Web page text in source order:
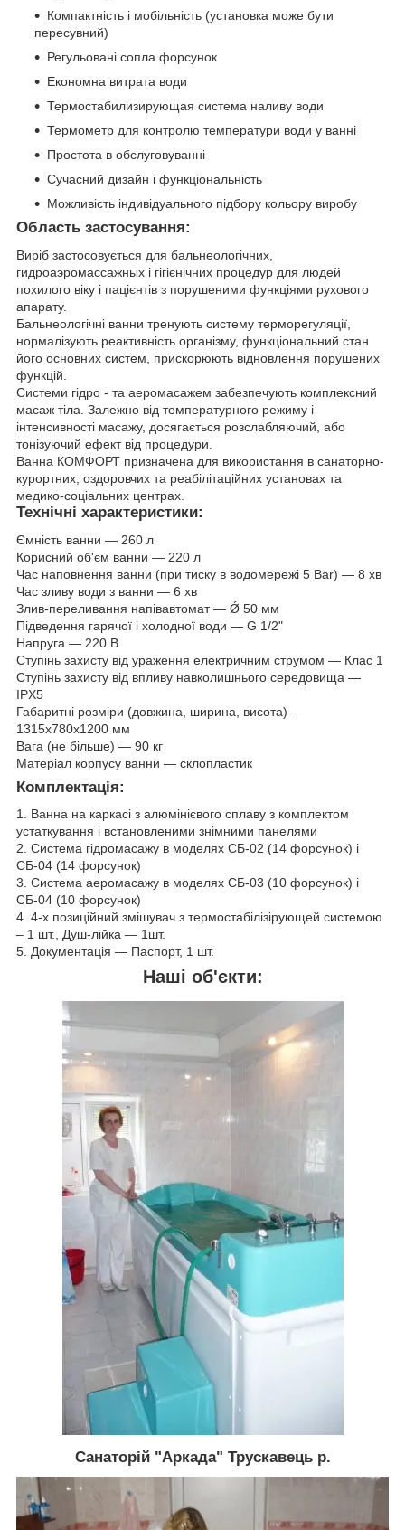
Компактність і мобільність (установка може бути
пересувний)
Регульовані сопла форсунок
Економна витрата води
Термостабилизирующая система наливу води
Термометр для контролю температури води у ванні
Простота в обслуговуванні
Сучасний дизайн і функціональність
Можливість індивідуального підбору кольору виробу
Область застосування:
Виріб застосовується для бальнеологічних,
гидроаэромассажных і гігієнічних процедур для людей
похилого віку і пацієнтів з порушеними функціями рухового
апарату.
Бальнеологічні ванни тренують систему терморегуляції,
нормалізують реактивність організму, функціональний стан
його основних систем, прискорюють відновлення порушених
функцій.
Системи гідро - та аеромасажем забезпечують комплексний
масаж тіла. Залежно від температурного режиму і
інтенсивності масажу, досягається розслабляючий, або
тонізуючий ефект від процедури.
Ванна КОМФОРТ призначена для використання в санаторно-
курортних, оздоровчих та реабілітаційних установах та
медико-соціальних центрах.
Технічні характеристики:
Ємність ванни ― 260 л
Корисний об'єм ванни ― 220 л
Час наповнення ванни (при тиску в водомережі 5 Bar) ― 8 хв
Час зливу води з ванни ― 6 хв
Злив-переливання напівавтомат ― Ǿ 50 мм
Підведення гарячої і холодної води ― G 1/2"
Напруга ― 220 В
Ступінь захисту від ураження електричним струмом ― Клас 1
Ступінь захисту від впливу навколишнього середовища ―
IPX5
Габаритні розміри (довжина, ширина, висота) ―
1315х780х1200 мм
Вага (не більше) ― 90 кг
Матеріал корпусу ванни ― склопластик
Комплектація:
1. Ванна на каркасі з алюмінієвого сплаву з комплектом
устаткування і встановленими знімними панелями
2. Система гідромасажу в моделях СБ-02 (14 форсунок) і
СБ-04 (14 форсунок)
3. Система аеромасажу в моделях СБ-03 (10 форсунок) і
СБ-04 (10 форсунок)
4. 4-х позиційний змішувач з термостабілізірующей системою
– 1 шт., Душ-лійка ― 1шт.
5. Документація ― Паспорт, 1 шт.
Наші об'єкти:
Санаторій "Аркада" Трускавець р.